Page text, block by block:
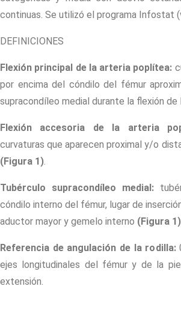
continuas. Se utilizó el programa Infostat
DEFINICIONES
Flexión principal de la arteria poplítea:
por encima del cóndilo del fémur
supracondíleo medial durante la flexión de
Flexión accesoria de la arteria
curvaturas que aparecen proximal y/o
(Figura 1).
Tubérculo supracondíleo medial:
cóndilo interno del fémur, lugar de
aductor mayor y gemelo interno (Figura 1)
Referencia de angulación de la rodilla:
ejes longitudinales del fémur y de la
extensión.